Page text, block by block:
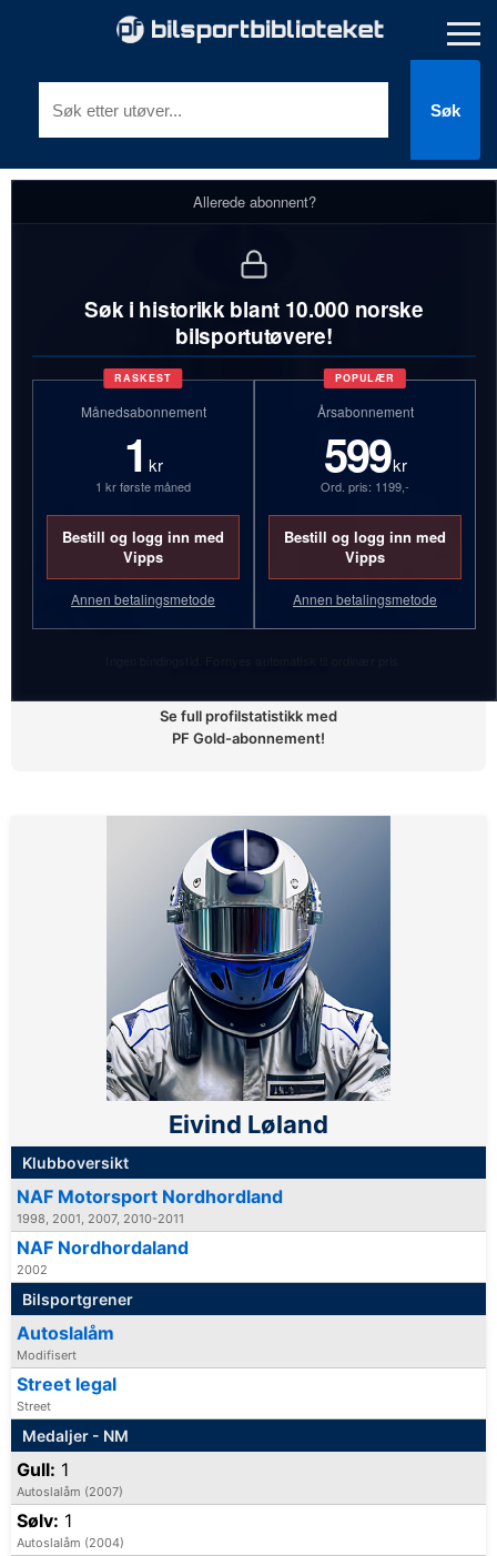
Søk
Se full profilstatistikk med
PF Gold-abonnement!
Allerede abonnent?
Søk i historikk blant 10.000 norske
bilsportutøvere!
RASKEST
Månedsabonnement
1 kr
1 kr første måned
Bestill og logg inn med
Vipps
Annen betalingsmetode
POPULÆR
Årsabonnement
599kr
Ord. pris: 1199,-
Bestill og logg inn med
Vipps
Annen betalingsmetode
Eivind Løland
Klubboversikt
NAF Motorsport Nordhordland
1998, 2001, 2007, 2010-2011
NAF Nordhordaland
2002
Bilsportgrener
Autoslalåm
Modifisert
Street legal
Street
Medaljer - NM
Gull: 1
Autoslalåm (2007)
Sølv: 1
Autoslalåm (2004)